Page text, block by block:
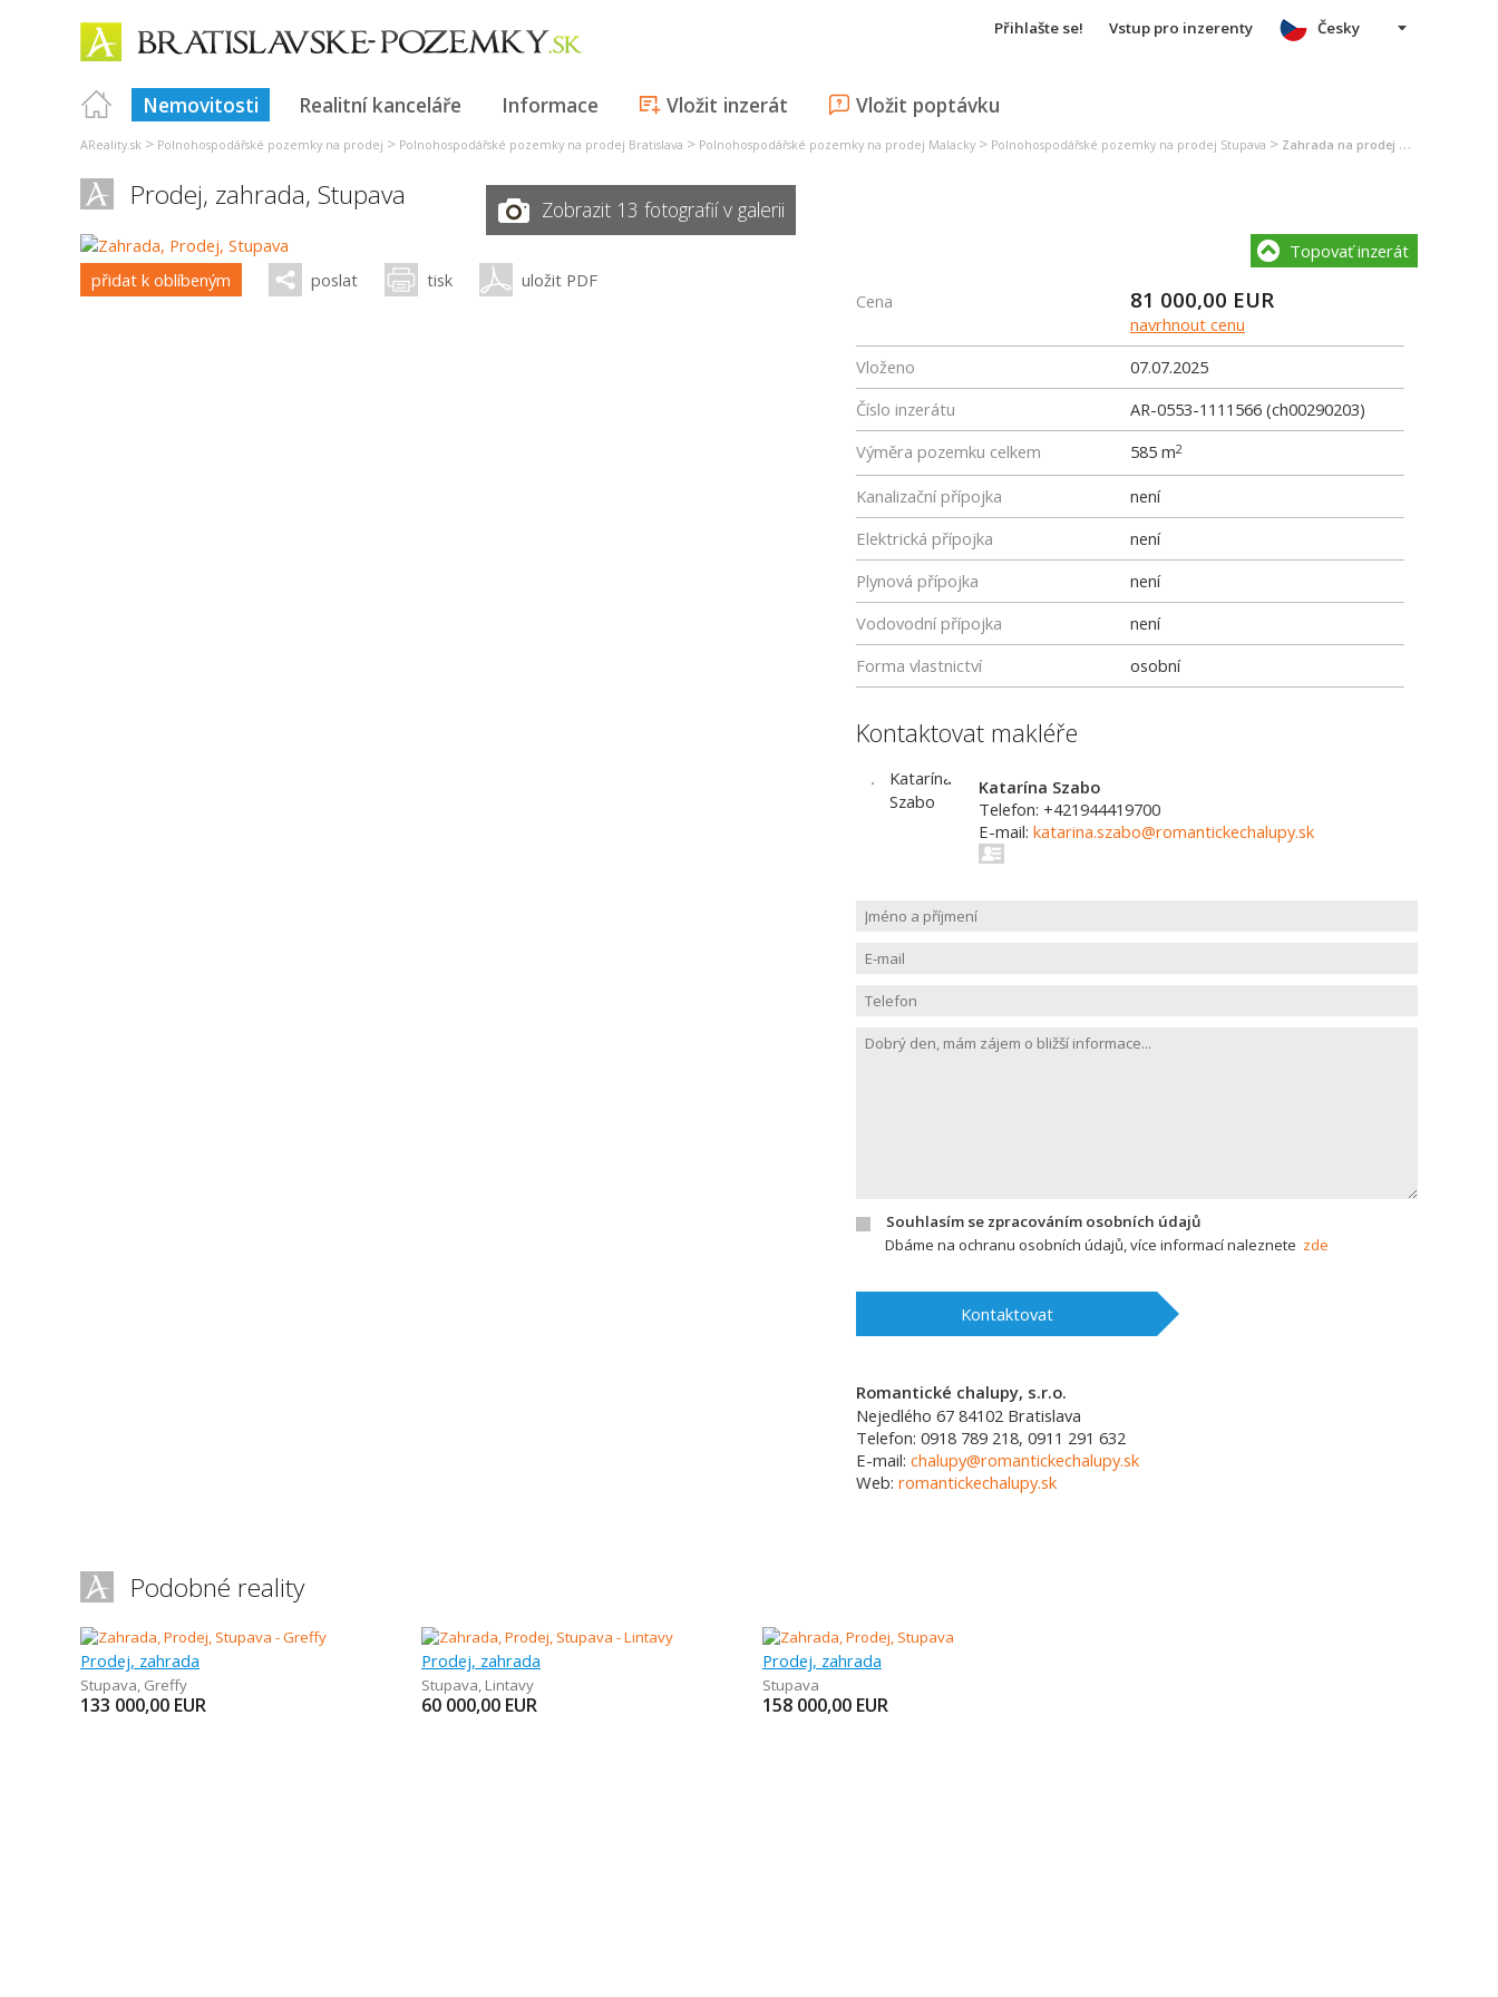
Přihlašte se! Vstup pro inzerenty
Nemovitosti Realitní kanceláře Informace Vložit inzerát Vložit poptávku
Česky
AReality.sk > Polnohospodářské pozemky na prodej > Polnohospodářské pozemky na prodej Bratislava > Polnohospodářské pozemky na prodej Malacky > Polnohospodářské pozemky na prodej Stupava > Zahrada na prodej Stupava
Prodej, zahrada, Stupava Zobrazit 13 fotografií v galerii
přidat k oblíbeným poslat tisk uložit PDF
Topovať inzerát
Cena 81 000,00 EUR
navrhnout cenu
Vloženo
07.07.2025
Číslo inzerátu
AR-0553-1111566 (ch00290203)
Výměra pozemku celkem
585 m2
Kanalizační přípojka
není
Elektrická přípojka
není
Plynová přípojka
není
Vodovodní přípojka
není
Forma vlastnictví
osobní
Kontaktovat makléře
Katarína Szabo
Telefon: +421944419700
E-mail: katarina.szabo@romantickechalupy.sk
Souhlasím se zpracováním osobních údajů
Dbáme na ochranu osobních údajů, více informací naleznete zde
Kontaktovat
Romantické chalupy, s.r.o.
Nejedlého 67 84102 Bratislava
Telefon: 0918 789 218, 0911 291 632
E-mail: chalupy@romantickechalupy.sk
Web: romantickechalupy.sk
Podobné reality
Prodej, zahrada
Stupava, Greffy
133 000,00 EUR
Prodej, zahrada
Stupava, Lintavy
60 000,00 EUR
Prodej, zahrada
Stupava
158 000,00 EUR